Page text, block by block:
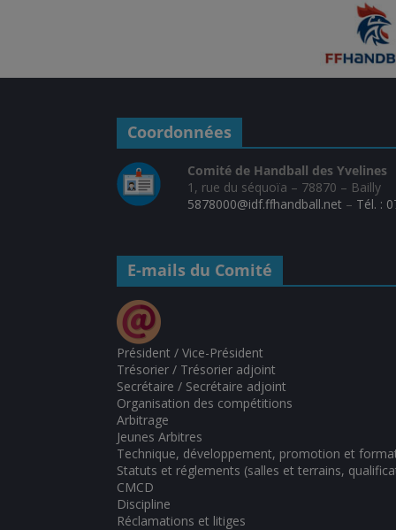
Coordonnées
Comité de Handball des Yvelines
1, rue du séquoïa – 78870 – Bailly
5878000@idf.ffhandball.net – Tél. :
E-mails du Comité
Président / Vice-Président
Trésorier / Trésorier adjoint
Secrétaire / Secrétaire adjoint
Organisation des compétitions
Arbitrage
Jeunes Arbitres
Technique, développement, promotion et
Statuts et réglements (salles et terrains,
CMCD
Discipline
Réclamations et litiges